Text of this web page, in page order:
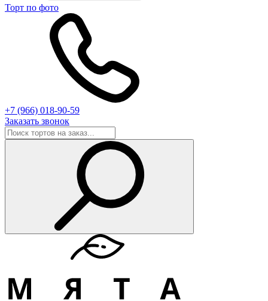
Торт по фото
+7 (966) 018-90-59
Заказать звонок